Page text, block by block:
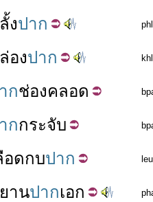
งปาก
องปาก
กช่องคลอด
กกระจับ
อดกบปาก
านปากเอก